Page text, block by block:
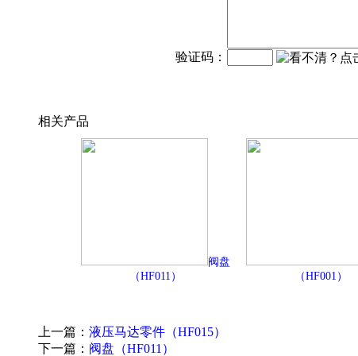
验证码：
相关产品
阀盘
（HF011）
（HF001）
上一篇： 液压马达零件（HF015）
下一篇： 阀盘（HF011）